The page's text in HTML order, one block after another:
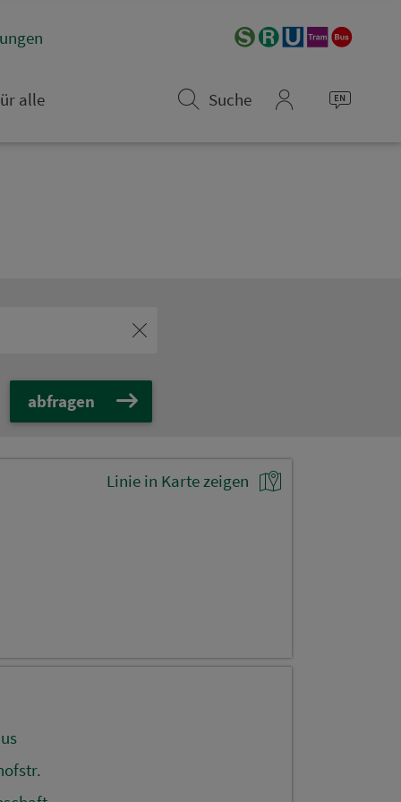
alle
Suche
abfragen
Linie in Karte zeigen